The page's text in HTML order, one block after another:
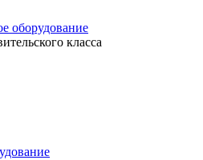
класса